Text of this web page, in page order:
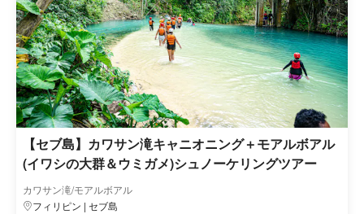
【セブ島】カワサン滝キャニオニング＋モアルボアル
(イワシの大群＆ウミガメ)シュノーケリングツアー
カワサン滝/モアルボアル
フィリピン | セブ島